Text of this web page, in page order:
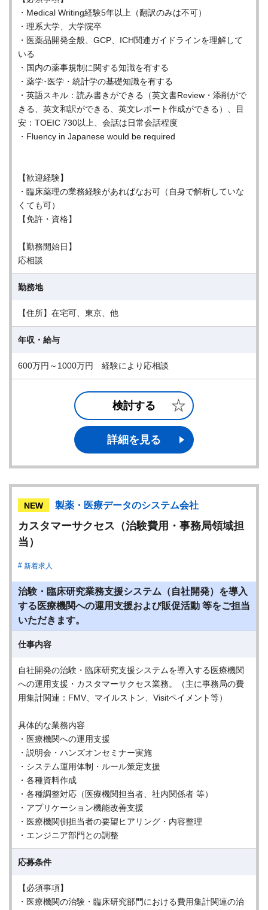
・Medical Writing経験5年以上（翻訳のみは不可）
・理系大学、大学院卒
・医薬品開発全般、GCP、ICH関連ガイドラインを理解して
いる
・国内の薬事規制に関する知識を有する
・薬学･医学・統計学の基礎知識を有する
・英語スキル：読み書きができる（英文書Review・添削がで
きる、英文和訳ができる、英文レポート作成ができる）、目
安：TOEIC 730以上、会話は日常会話程度
・Fluency in Japanese would be required
【歓迎経験】
・臨床薬理の業務経験があればなお可（自身で解析していな
くても可）
【免許・資格】
【勤務開始日】
応相談
勤務地
【住所】在宅可、東京、他
年収・給与
600万円～1000万円 経験により応相談
検討する
詳細を見る
NEW 製薬・医療データのシステム会社
カスタマーサクセス（治験費用・事務局領域担
当）
新着求人
治験・臨床研究業務支援システム（自社開発）を導入
する医療機関への運用支援および販促活動 等をご担当
いただきます。
仕事内容
自社開発の治験・臨床研究支援システムを導入する医療機関
への運用支援・カスタマーサクセス業務。（主に事務局の費
用集計関連：FMV、マイルストン、Visitペイメント等）
具体的な業務内容
・医療機関への運用支援
・説明会・ハンズオンセミナー実施
・システム運用体制・ルール策定支援
・各種資料作成
・各種調整対応（医療機関担当者、社内関係者 等）
・アプリケーション機能改善支援
・医療機関側担当者の要望ヒアリング・内容整理
・エンジニア部門との調整
応募条件
【必須事項】
・医療機関の治験・臨床研究部門における費用集計関連の治